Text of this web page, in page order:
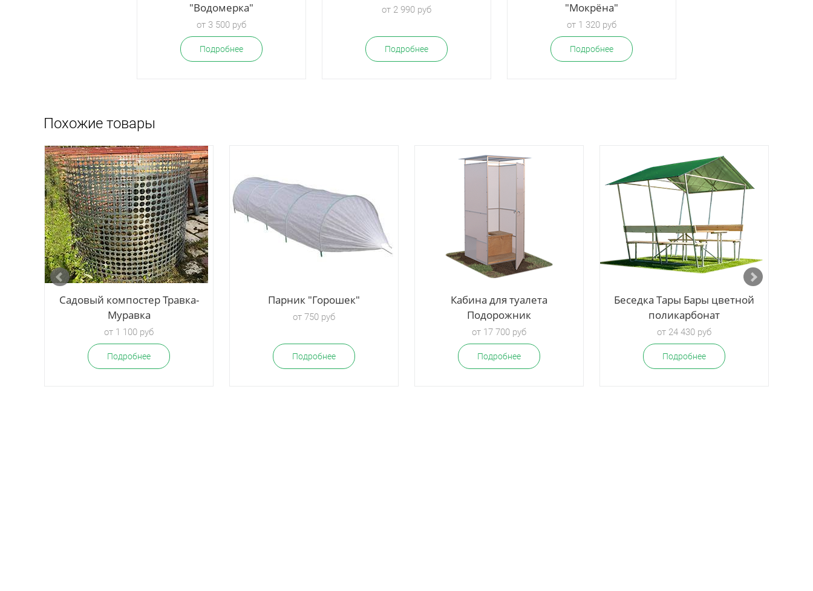
"Водомерка"
от 3 500 руб
Подробнее
от 2 990 руб
Подробнее
"Мокрёна"
от 1 320 руб
Подробнее
Похожие товары
Садовый компостер Травка-
Муравка
от 1 100 руб
Подробнее
Парник "Горошек"
от 750 руб
Подробнее
Кабина для туалета
Подорожник
от 17 700 руб
Подробнее
Беседка Тары Бары цветной
поликарбонат
от 24 430 руб
Подробнее